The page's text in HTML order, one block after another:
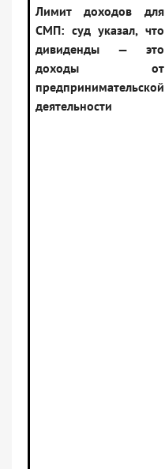
Лимит доходов для
СМП: суд указал, что
дивиденды — это
доходы от
предпринимательской
деятельности